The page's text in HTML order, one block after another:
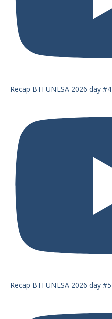
Recap BTI UNESA 2026 day #4
Recap BTI UNESA 2026 day #5